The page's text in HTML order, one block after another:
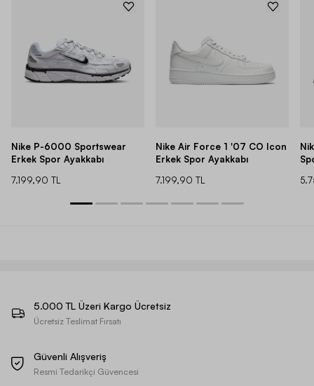
Nike P-6000 Sportswear
Erkek Spor Ayakkabı
7.199,90 TL
Nike Air Force 1 '07 CO Icon
Erkek Spor Ayakkabı
7.199,90 TL
5.000 TL Üzeri Kargo Ücretsiz
Ücretsiz Teslimat Fırsatı
Güvenli Alışveriş
Resmi Tedarikçi Güvencesi